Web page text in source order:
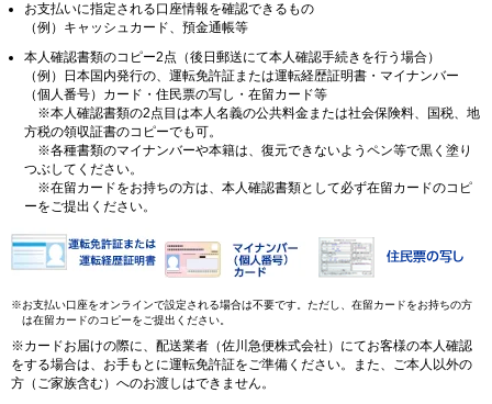
お支払いに指定される口座情報を確認できるもの
（例）キャッシュカード、預金通帳等
本人確認書類のコピー2点（後日郵送にて本人確認手続きを行う場合）
（例）日本国内発行の、運転免許証または運転経歴証明書・マイナンバー
（個人番号）カード・住民票の写し・在留カード等
※本人確認書類の2点目は本人名義の公共料金または社会保険料、国税、地
方税の領収証書のコピーでも可。
※各種書類のマイナンバーや本籍は、復元できないようペン等で黒く塗り
つぶしてください。
※在留カードをお持ちの方は、本人確認書類として必ず在留カードのコピ
ーをご提出ください。
※お支払い口座をオンラインで設定される場合は不要です。ただし、在留カードをお持ちの方
は在留カードのコピーをご提出ください。
※カードお届けの際に、配送業者（佐川急便株式会社）にてお客様の本人確認
をする場合は、お手もとに運転免許証をご準備ください。また、ご本人以外の
方（ご家族含む）へのお渡しはできません。